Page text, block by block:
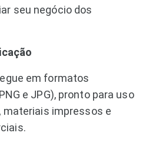
seu negócio dos
em formatos
e JPG), pronto para uso
materiais impressos e